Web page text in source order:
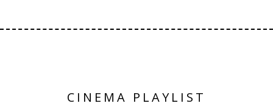
CINEMA PLAYLIST